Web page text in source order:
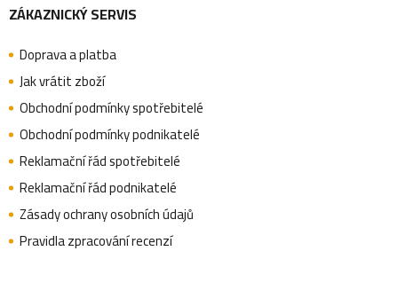
á
p
a
t
ZÁKAZNICKÝ SERVIS
Doprava a platba
Jak vrátit zboží
Obchodní podmínky spotřebitelé
Obchodní podmínky podnikatelé
Reklamační řád spotřebitelé
Reklamační řád podnikatelé
Zásady ochrany osobních údajů
Pravidla zpracování recenzí